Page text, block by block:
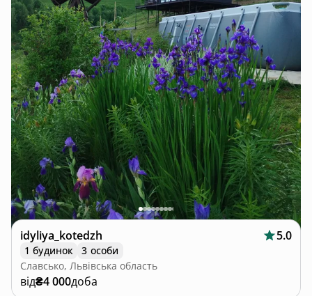
idyliya_kotedzh 5.0
1 будинок
3 особи
Славсько, Львівська область
від₴4 000доба